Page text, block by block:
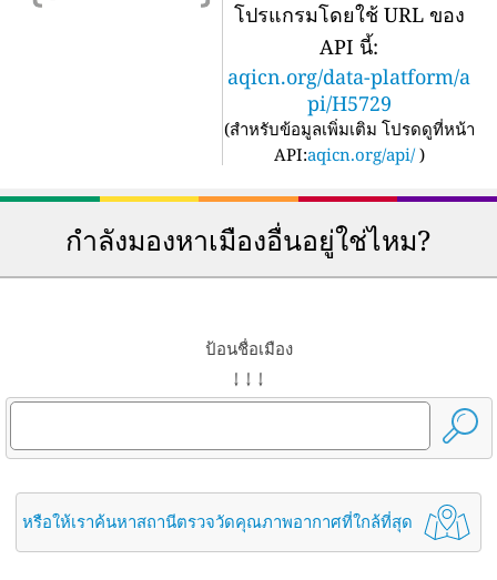
โปรแกรมโดยใช้ URL ของ
API นี้:
aqicn.org/data-platform/a
pi/H5729
(สำหรับข้อมูลเพิ่มเติม โปรดดูที่หน้า
API:aqicn.org/api/ )
กำลังมองหาเมืองอื่นอยู่ใช่ไหม?
ป้อนชื่อเมือง
↓ ↓ ↓
หรือให้เราค้นหาสถานีตรวจวัดคุณภาพอากาศที่ใกล้ที่สุด